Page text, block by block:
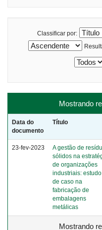
Classificar por:
Mostrando
Data do
documento
Título
23-fev-2023
A gestão de
sólidos na
de organizações
industriais: estudo
de caso na
fabricação de
embalagens
metálicas
Mostrando